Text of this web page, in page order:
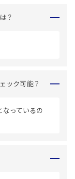
？
ック可能？
っているの